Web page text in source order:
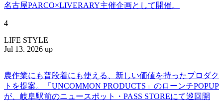
名古屋PARCO×LIVERARY主催企画として開催。
4
LIFE STYLE
Jul 13. 2026 up
農作業にも普段着にも使える、新しい価値を持ったプロダク
トを提案。「UNCOMMON PRODUCTS」のローンチPOPUP
が、岐阜駅前のニュースポット・PASS STOREにて巡回開